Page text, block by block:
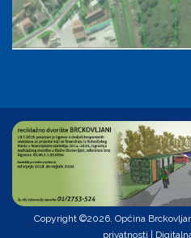
Copyright ©2026. Općina
privatnosti |